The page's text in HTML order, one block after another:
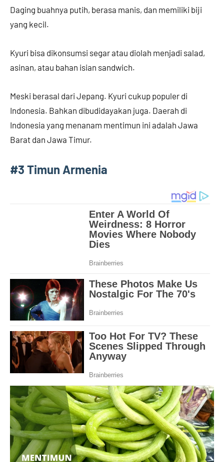
Daging buahnya putih, berasa manis, dan memiliki biji
yang kecil.
Kyuri bisa dikonsumsi segar atau diolah menjadi salad,
asinan, atau bahan isian sandwich.
Meski berasal dari Jepang. Kyuri cukup populer di
Indonesia. Bahkan dibudidayakan juga. Daerah di
Indonesia yang menanam mentimun ini adalah Jawa
Barat dan Jawa Timur.
#3 Timun Armenia